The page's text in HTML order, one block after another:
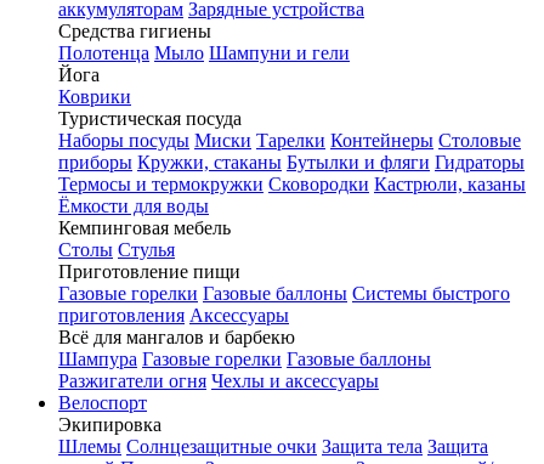
аккумуляторам Зарядные устройства
Средства гигиены
Полотенца Мыло Шампуни и гели
Йога
Коврики
Туристическая посуда
Наборы посуды Миски Тарелки Контейнеры Столовые
приборы Кружки, стаканы Бутылки и фляги Гидраторы
Термосы и термокружки Сковородки Кастрюли, казаны
Ёмкости для воды
Кемпинговая мебель
Столы Стулья
Приготовление пищи
Газовые горелки Газовые баллоны Системы быстрого
приготовления Аксессуары
Всё для мангалов и барбекю
Шампура Газовые горелки Газовые баллоны
Разжигатели огня Чехлы и аксессуары
Велоспорт
Экипировка
Шлемы Солнцезащитные очки Защита тела Защита